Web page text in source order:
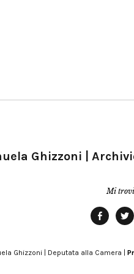
Ghizzoni |
Mi trovi
Ghizzoni | Deputata alla Camera |